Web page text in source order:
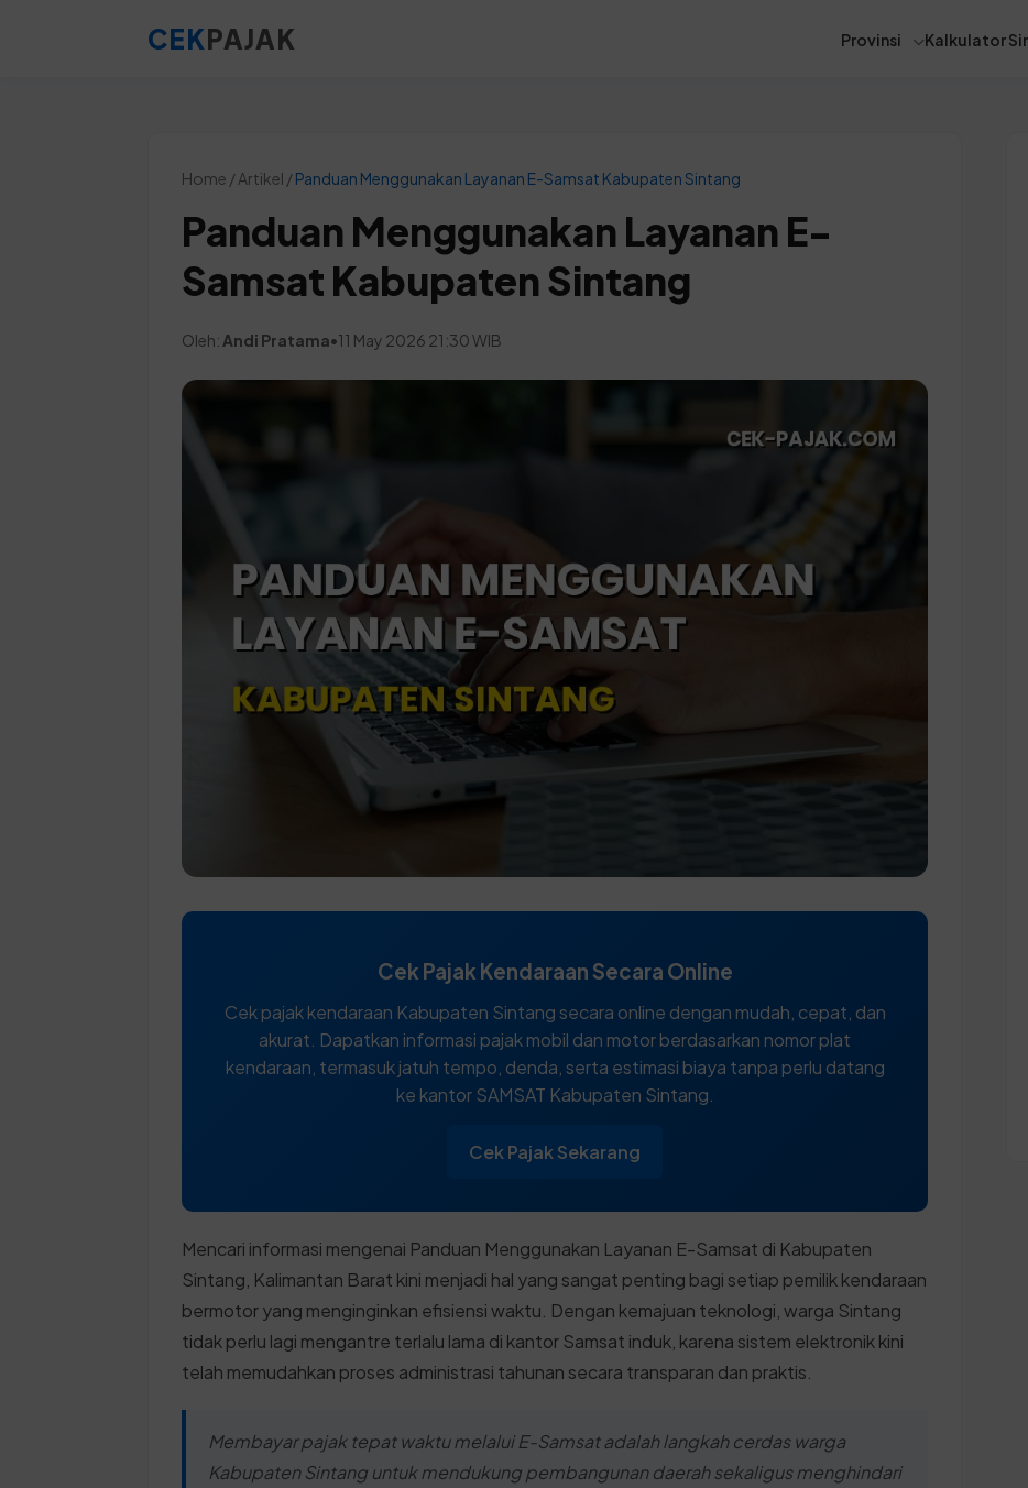
CEKPAJAK Provinsi Kalkulator
Home / Artikel /Panduan Menggunakan Layanan E-Samsat Kabupaten Sintang
Panduan Menggunakan Layanan E-
Samsat Kabupaten Sintang
Oleh: Andi Pratama•11 May 2026 21:30 WIB
Cek Pajak Kendaraan Secara Online
Cek pajak kendaraan Kabupaten Sintang secara online dengan mudah, cepat, dan
akurat. Dapatkan informasi pajak mobil dan motor berdasarkan nomor plat
kendaraan, termasuk jatuh tempo, denda, serta estimasi biaya tanpa perlu datang
ke kantor SAMSAT Kabupaten Sintang.
Cek Pajak Sekarang
Mencari informasi mengenai Panduan Menggunakan Layanan E-Samsat di Kabupaten
Sintang, Kalimantan Barat kini menjadi hal yang sangat penting bagi setiap pemilik kendaraan
bermotor yang menginginkan efisiensi waktu. Dengan kemajuan teknologi, warga Sintang
tidak perlu lagi mengantre terlalu lama di kantor Samsat induk, karena sistem elektronik kini
telah memudahkan proses administrasi tahunan secara transparan dan praktis.
Membayar pajak tepat waktu melalui E-Samsat adalah langkah cerdas warga
Kabupaten Sintang untuk mendukung pembangunan daerah sekaligus menghindari